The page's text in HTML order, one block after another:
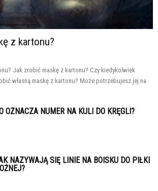
z kartonu?
Jak zrobić maskę z kartonu? Czy kiedykolwiek
własną maskę z kartonu? Może potrzebujesz jej na
OZNACZA NUMER NA KULI DO KRĘGLI?
NAZYWAJĄ SIĘ LINIE NA BOISKU DO PIŁKI